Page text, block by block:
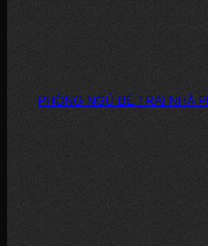
PHÒNG NGỦ BÉ TRAI NHÀ